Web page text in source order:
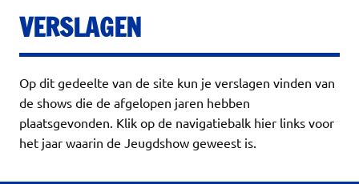
VERSLAGEN
Op dit gedeelte van de site kun je verslagen vinden van
de shows die de afgelopen jaren hebben
plaatsgevonden. Klik op de navigatiebalk hier links voor
het jaar waarin de Jeugdshow geweest is.